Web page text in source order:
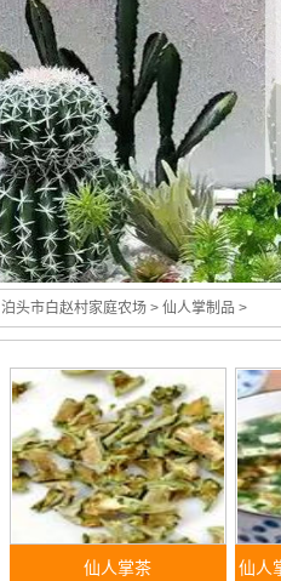
泊头市白赵村家庭农场 > 仙人掌制品 >
仙人掌茶 仙人